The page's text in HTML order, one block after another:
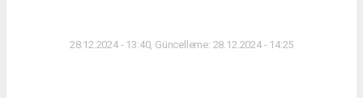
28.12.2024 - 13:40, Güncelleme: 28.12.2024 - 14:25